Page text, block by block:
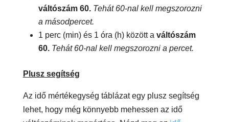
váltószám 60. Tehát 60-nal kell megszorozni
a másodpercet.
1 perc (min) és 1 óra (h) között a váltószám
60. Tehát 60-nal kell megszorozni a percet.
Plusz segítség
Az idő mértékegység táblázat egy plusz segítség
lehet, hogy még könnyebb mehessen az idő